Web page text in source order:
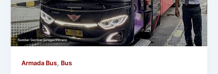
Armada Bus, Bus